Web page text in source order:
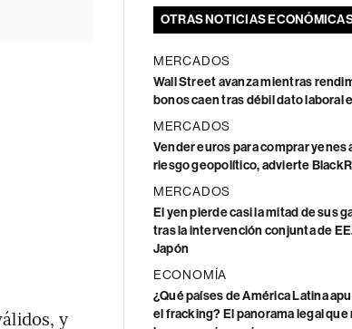
y
OTRAS NOTICIAS
MERCADOS
Wall Street avanza mientras
bonos caen tras débil dato laboral
MERCADOS
Vender euros para comprar yenes
riesgo geopolítico, advierte
MERCADOS
El yen pierde casi la mitad de sus
tras la intervención conjunta de
Japón
ECONOMÍA
¿Qué países de América Latina
el fracking? El panorama legal que